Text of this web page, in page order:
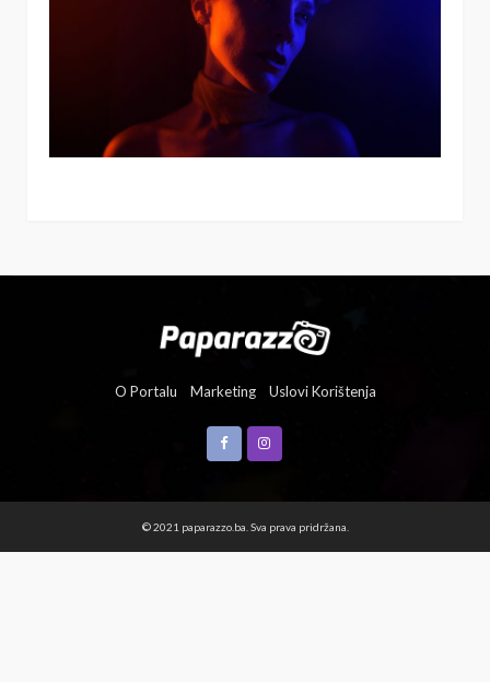
O Portalu Marketing Uslovi Korištenja
© 2021 paparazzo.ba. Sva prava pridržana.